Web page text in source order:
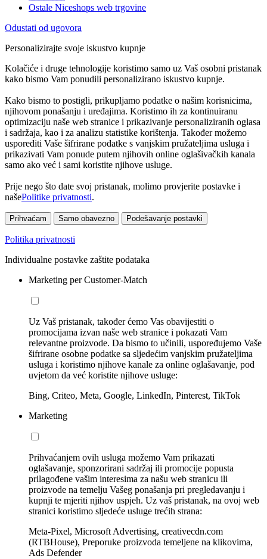
Ostale Niceshops web trgovine
Odustati od ugovora
Personalizirajte svoje iskustvo kupnje
Kolačiće i druge tehnologije koristimo samo uz Vaš osobni pristanak
kako bismo Vam ponudili personalizirano iskustvo kupnje.
Kako bismo to postigli, prikupljamo podatke o našim korisnicima,
njihovom ponašanju i uređajima. Koristimo ih za kontinuiranu
optimizaciju naše web stranice i prikazivanje personaliziranih oglasa
i sadržaja, kao i za analizu statistike korištenja. Također možemo
usporediti Vaše šifrirane podatke s vanjskim pružateljima usluga i
prikazivati Vam ponude putem njihovih online oglašivačkih kanala
samo ako već i sami koristite njihove usluge.
Prije nego što date svoj pristanak, molimo provjerite postavke i
našePolitike privatnosti.
Prihvaćam Samo obavezno Podešavanje postavki
Politika privatnosti
Individualne postavke zaštite podataka
Marketing per Customer-Match
Uz Vaš pristanak, također ćemo Vas obavijestiti o
promocijama izvan naše web stranice i pokazati Vam
relevantne proizvode. Da bismo to učinili, uspoređujemo Vaše
šifrirane osobne podatke sa sljedećim vanjskim pružateljima
usluga i koristimo njihove kanale za online oglašavanje, pod
uvjetom da već koristite njihove usluge:
Bing, Criteo, Meta, Google, LinkedIn, Pinterest, TikTok
Marketing
Prihvaćanjem ovih usluga možemo Vam prikazati
oglašavanje, sponzorirani sadržaj ili promocije popusta
prilagođene vašim interesima za našu web stranicu ili
proizvode na temelju Vašeg ponašanja pri pregledavanju i
kupnji te mjeriti njihov uspjeh. Uz vaš pristanak, na ovoj web
stranici koristimo sljedeće usluge trećih strana:
Meta-Pixel, Microsoft Advertising, creativecdn.com
(RTBHouse), Preporuke proizvoda temeljene na klikovima,
Ads Defender